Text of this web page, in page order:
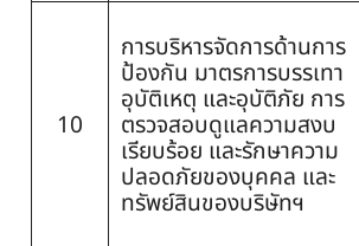
10
การบริหารจัดการด้านการ
ป้องกัน มาตรการบรรเทา
อุบัติเหตุ และอุบัติภัย การ
ตรวจสอบดูแลความสงบ
เรียบร้อย และรักษาความ
ปลอดภัยของบุคคล และ
ทรัพย์สินของบริษัทฯ